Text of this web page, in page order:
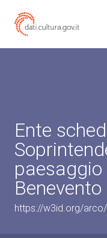
Ente
Benevento
https://w3id.org/